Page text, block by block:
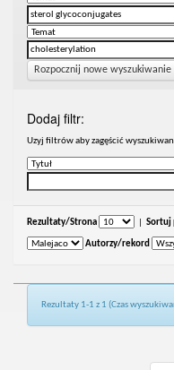
Rozpocznij nowe wyszukiwanie
Dodaj filtr:
Uzyj filtrów aby zagęścić
Rezultaty/Strona Sortuj
Autorzy/rekord
Rezultaty 1-1 z 1 (Czas